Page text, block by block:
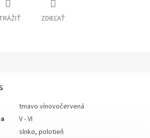
ZDIEĽAŤ
tmavo vínovočervená
V - VI
slnko, polotieň